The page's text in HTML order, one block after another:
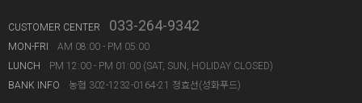
CUSTOMER CENTER 033-264-9342
MON-FRI
AM 08:00 - PM 05:00
LUNCH
PM 12:00 - PM 01:00 (SAT, SUN, HOLIDAY CLOSED)
BANK INFO
농협 302-1232-0164-21 정효선(성화푸드)